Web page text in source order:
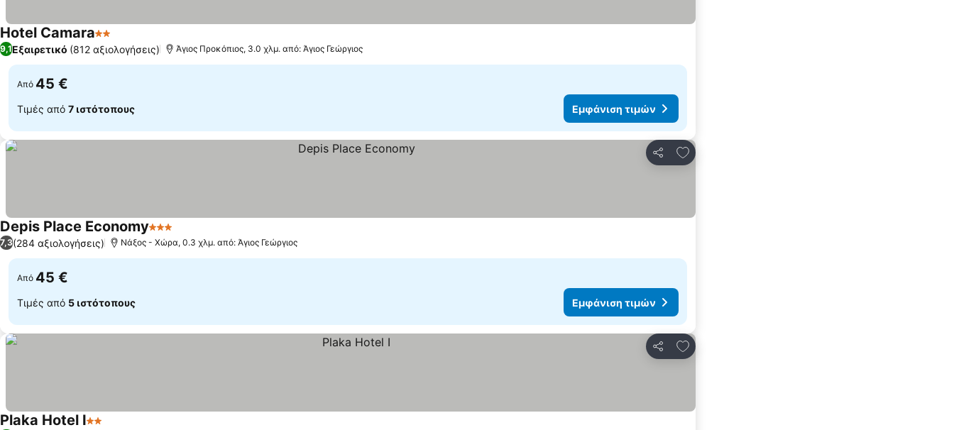
Hotel Camara2 Αστέρια
9,1Εξαιρετικό (812 αξιολογήσεις) Άγιος Προκόπιος, 3.0 χλμ. από: Άγιος Γεώργιος
Από 45 €
Τιμές από 7 ιστότοπους Εμφάνιση τιμών
Κοινοποίηση
Προσθήκη στα αγαπημένα
Depis Place Economy3 Αστέρια
7,3(284 αξιολογήσεις) Νάξος - Χώρα, 0.3 χλμ. από: Άγιος Γεώργιος
Από 45 €
Τιμές από 5 ιστότοπους Εμφάνιση τιμών
Κοινοποίηση
Προσθήκη στα αγαπημένα
Plaka Hotel I